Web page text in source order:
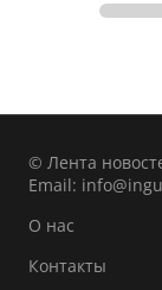
© Лента
Email:
О нас
Контакты